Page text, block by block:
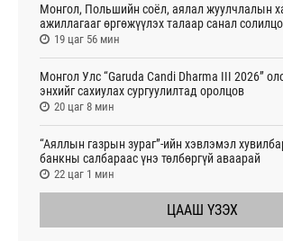
Монгол, Польшийн соёл, аялал жуулчлалын
ажиллагааг өргөжүүлэх талаар санал
19 цаг 56 мин
Монгол Улс “Garuda Candi Dharma III 2026”
энхийг сахиулах сургуулилтад оролцов
20 цаг 8 мин
“Аяллын газрын зураг”-ийн хэвлэмэл
банкны салбараас үнэ төлбөргүй аваарай
22 цаг 1 мин
ЦААШ ҮЗЭХ